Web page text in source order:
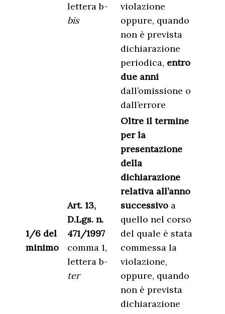
lettera b-
bis
violazione
oppure, quando
non è prevista
dichiarazione
periodica, entro
due anni
dall’omissione o
dall’errore
1/6 del
minimo
Art. 13,
D.Lgs. n.
471/1997
comma 1,
lettera b-
ter
Oltre il termine
per la
presentazione
della
dichiarazione
relativa all’anno
successivo a
quello nel corso
del quale è stata
commessa la
violazione,
oppure, quando
non è prevista
dichiarazione